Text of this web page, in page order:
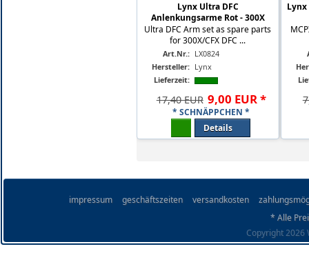
Lynx Ultra DFC
Anlenkungsarme Rot - 300X
Ultra DFC Arm set as spare parts
for 300X/CFX DFC ...
Art.Nr.: LX0824
Hersteller: Lynx
Lieferzeit:
17,40 EUR 9,00 EUR*
* SCHNÄPPCHEN *
Details
Lynx
impressum geschäftszeiten versandkosten
* Alle
Copyright 2026